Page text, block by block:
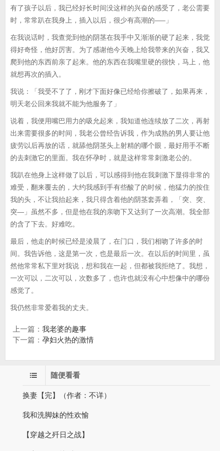
有了孩子以后，我已经好长时间没这样的兴奋的感受了，老公需要
时，常常趴在我身上，插入以后，很少有高潮的—–」
在我说话时，我查觉到他的阴茎在我手中又渐渐的硬了起来，我觉
得好奇怪，他好厉害。为了感谢他今天晚上给我带来的兴奋，我又
爬到他的东西前亲了起来。他的东西在我嘴里硬的很快，马上，他
就想再次的插入。
我说：「我受不了了，刚才下面好像已经给你擦破了，如果再来，
明天老公回来我就不能为他服务了」
说着，我便用嘴巴用力的吸允起来，我知道他连续放了二次，再射
出来需要很多的时间，我老公曾经告诉我，作为成熟的男人要让他
疲劳以后再放的话，就舔他阴茎头上射精的哪个眼，最好用手不断
的去刺激它的里面。我在怀孕时，就是这样常常刺激老公的。
我趴在他身上这样做了以后，可以感得到他在我刺激下显得非常的
难受，翻来覆去的，大约我感到手有些酸了的时候，他猛力的按住
我的头，不让我抬起来，我只得含着他的阴茎套弄着，「突、突、
突—」虽然不多，但是他在我的亲吻下又达到了一次高潮。我全部
的含了下去。好难吃。
最后，他走的时候已经是淩晨了，在门口，我们相吻了许多的时
间。我告诉他，这是第一次，也是最后一次。在以后的时间里，虽
然他常常私下里对我说，想和我在一起，但都被我拒绝了。我想，
一次可以，二次可以，次数多了，也许也就没有心中想像中的哪份
感觉了。
我仍然非常爱着我的丈夫。
上一篇： 我老婆的趣事
下一篇： 孕妇火热的激情
随便看看
换妻【完】（作者：不详）
我和洗脚妹的性欢愉
【穿越之歼日之战】